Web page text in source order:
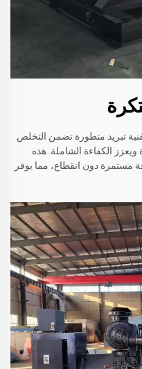
تبريد متطورة تضمن التخلص
الكفاءة الشاملة. هذه
مستمرة دون انقطاع، مما يوفر